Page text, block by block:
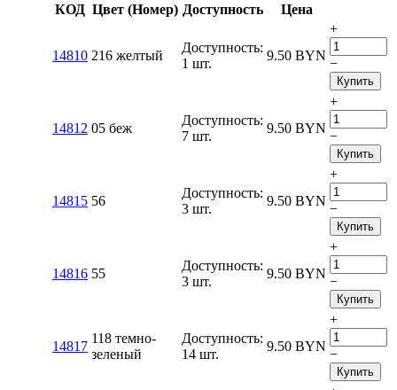
КОД Цвет (Номер) Доступность Цена
14810 216 желтый
Доступность:
1 шт.
9.50 BYN
+
−
Купить
14812 05 беж
Доступность:
7 шт.
9.50 BYN
+
−
Купить
14815 56
Доступность:
3 шт.
9.50 BYN
+
−
Купить
14816 55
Доступность:
3 шт.
9.50 BYN
+
−
Купить
14817
118 темно-
зеленый
Доступность:
14 шт.
9.50 BYN
+
−
Купить